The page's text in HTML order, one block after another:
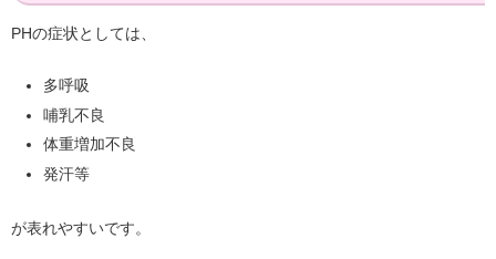
PHの症状としては、
多呼吸
哺乳不良
体重増加不良
発汗等
が表れやすいです。